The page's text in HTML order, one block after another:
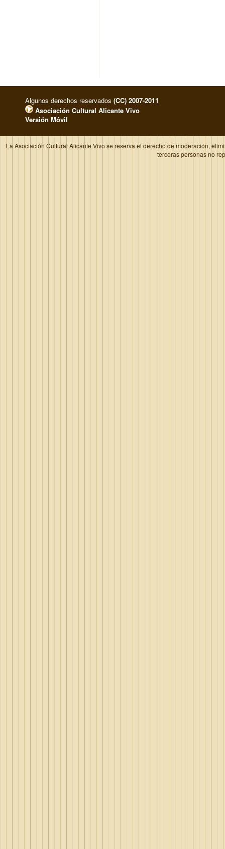
Algunos derechos reservados (CC) 2007-2011
Asociación Cultural Alicante Vivo
Versión Móvil
La Asociación Cultural Alicante Vivo se reserva el derecho de moderación,
terceras personas no